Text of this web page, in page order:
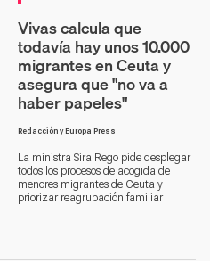
Vivas calcula que
todavía hay unos 10.000
migrantes en Ceuta y
asegura que "no va a
haber papeles"
Redacción y Europa Press
La ministra Sira Rego pide desplegar
todos los procesos de acogida de
menores migrantes de Ceuta y
priorizar reagrupación familiar